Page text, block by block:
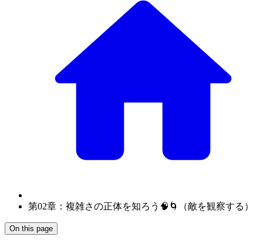
第02章：複雑さの正体を知ろう🧠🌀（敵を観察する）
On this page